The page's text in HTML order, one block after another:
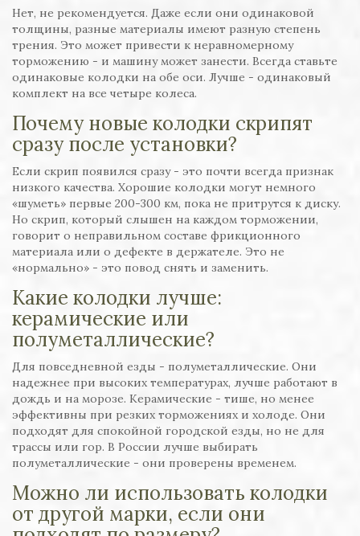
Нет, не рекомендуется. Даже если они одинаковой
толщины, разные материалы имеют разную степень
трения. Это может привести к неравномерному
торможению - и машину может занести. Всегда ставьте
одинаковые колодки на обе оси. Лучше - одинаковый
комплект на все четыре колеса.
Почему новые колодки скрипят
сразу после установки?
Если скрип появился сразу - это почти всегда признак
низкого качества. Хорошие колодки могут немного
«шуметь» первые 200-300 км, пока не притрутся к диску.
Но скрип, который слышен на каждом торможении,
говорит о неправильном составе фрикционного
материала или о дефекте в держателе. Это не
«нормально» - это повод снять и заменить.
Какие колодки лучше:
керамические или
полуметаллические?
Для повседневной езды - полуметаллические. Они
надежнее при высоких температурах, лучше работают в
дождь и на морозе. Керамические - тише, но менее
эффективны при резких торможениях и холоде. Они
подходят для спокойной городской езды, но не для
трассы или гор. В России лучше выбирать
полуметаллические - они проверены временем.
Можно ли использовать колодки
от другой марки, если они